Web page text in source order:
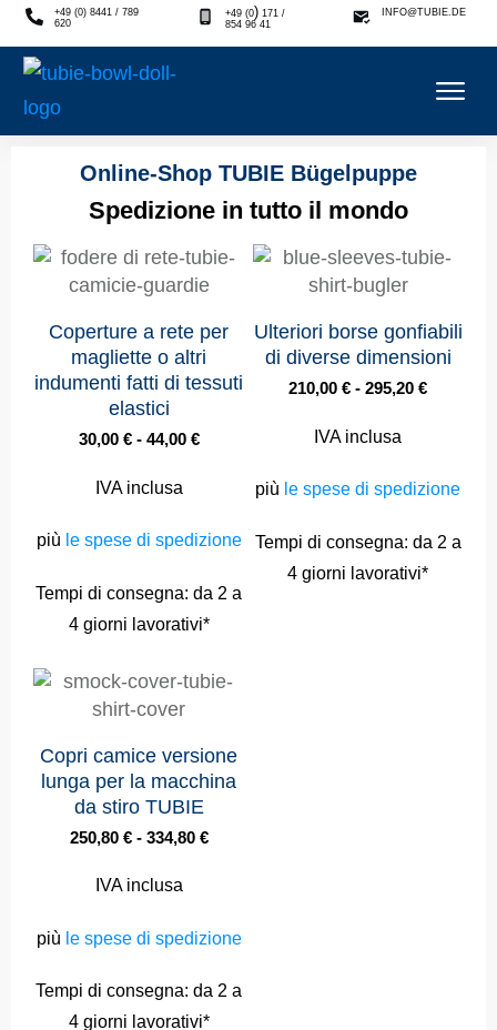
+49 (0) 8441 / 789
620
+49 (0)171 /
854 96 41
INFO@TUBIE.DE
Online-Shop TUBIE Bügelpuppe
Spedizione in tutto il mondo
Coperture a rete per
magliette o altri
indumenti fatti di tessuti
elastici
30,00 €- 44,00 €
IVA inclusa
più le spese di spedizione
Tempi di consegna:da 2 a
4 giorni lavorativi*
Ulteriori borse gonfiabili
di diverse dimensioni
210,00€ -295,20€
IVA inclusa
più le spese di spedizione
Tempi di consegna: da 2 a
4 giorni lavorativi*
Copri camice versione
lunga per la macchina
da stiro TUBIE
250,80 €- 334,80 €
IVA inclusa
più le spese di spedizione
Tempi di consegna:da 2 a
4 giorni lavorativi*